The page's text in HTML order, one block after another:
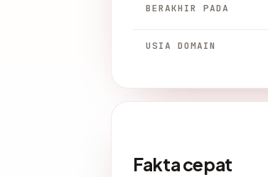
BERAKHIR PADA
USIA DOMAIN
Fakta cepat